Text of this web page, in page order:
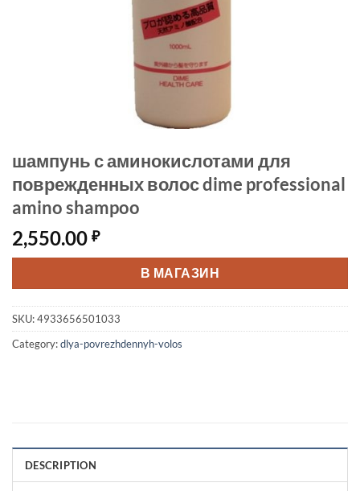
шампунь с аминокислотами для
поврежденных волос dime professional
amino shampoo
2,550.00 ₽
В МАГАЗИН
SKU:4933656501033
Category:dlya-povrezhdennyh-volos
DESCRIPTION